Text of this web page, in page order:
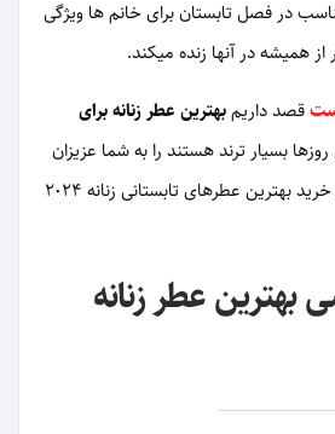
در فصل تابستان برای خانم ها ویژگی
همیشه در آنها زنده میکند.
قصد داریمبهترین عطر زنانه برای
بسیار ترند هستند را به شما عزیزان
معرفی کنیم. به راهنمای خرید بهترین عطرهای تابستانی زنانه ۲۰۲۴
بهترین عطر زنانه